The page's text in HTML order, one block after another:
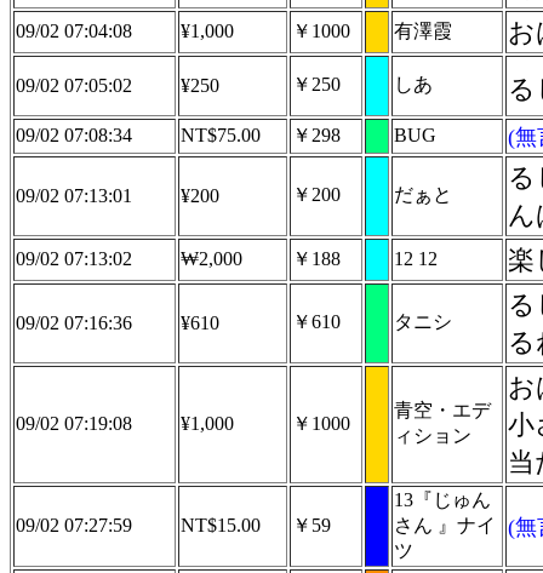
09/02 07:04:08 ¥1,000 ￥1000 有澤霞 お
09/02 07:05:02 ¥250 ￥250 しあ る
09/02 07:08:34 NT$75.00 ￥298 BUG (無
09/02 07:13:01 ¥200 ￥200 だぁと
09/02 07:13:02 ₩2,000 ￥188 12 12 楽
09/02 07:16:36 ¥610 ￥610 タニシ
る
09/02 07:19:08 ¥1,000 ￥1000
青空・エデ
ィション
お
小
当
09/02 07:27:59 NT$15.00 ￥59
13『じゅん
さん 』ナイ
ツ
(無